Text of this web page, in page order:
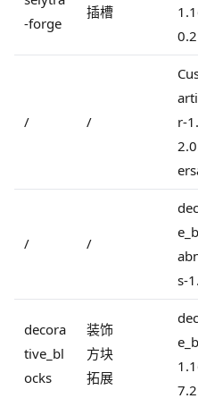
-forge
插槽
/ /
r-
/ /
s-
decora
tive_bl
ocks
装饰
方块
拓展